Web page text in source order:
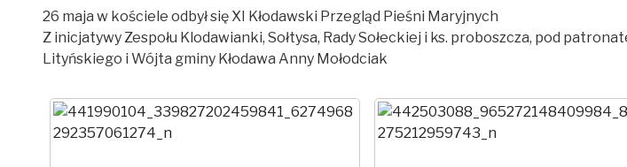
26 maja w kościele odbył się XI Kłodawski Przegląd Pieśni Maryjnych
Z inicjatywy Zespołu Klodawianki, Sołtysa, Rady Sołeckiej i ks. proboszcza, pod
Lityńskiego i Wójta gminy Kłodawa Anny Mołodciak